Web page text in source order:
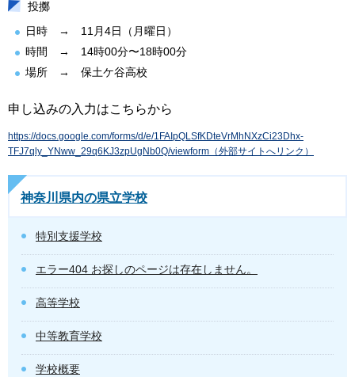
投擲
日時 → 11月4日（月曜日）
時間 → 14時00分〜18時00分
場所 → 保土ケ谷高校
申し込みの入力はこちらから
https://docs.google.com/forms/d/e/1FAIpQLSfKDteVrMhNXzCi23Dhx-
TFJ7qly_YNww_29q6KJ3zpUgNb0Q/viewform（外部サイトへリンク）
神奈川県内の県立学校
特別支援学校
エラー404 お探しのページは存在しません。
高等学校
中等教育学校
学校概要